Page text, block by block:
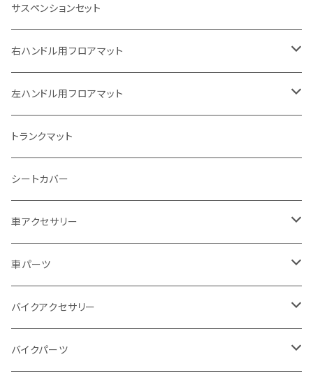
ホンダ
ヤマハ
スズキ
カワサキ
BMW
ドゥカティ - Ducati
トライアンフ
アプリリア - APRILIA
ハーレーダビッドソン - Harley-Davidson
サスペンションセット
右ハンドル用フロアマット
トヨタ
日産
ホンダ
スズキ
マツダ
ミツビシ
ダイハツ
左ハンドル用フロアマット
トヨタ
日産
ホンダ
スズキ
マツダ
ミツビシ
トランクマット
シートカバー
車アクセサリー
トヨタ
日産
ホンダ
車パーツ
ボンネット
ルーフ
バイクアクセサリー
ホンダ
バイクパーツ